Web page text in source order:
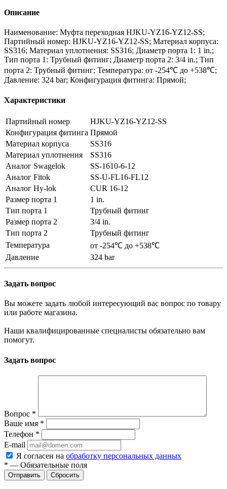
Описание
Наименование: Муфта переходная HJKU-YZ16-YZ12-SS;
Партийный номер: HJKU-YZ16-YZ12-SS; Материал корпуса:
SS316; Материал уплотнения: SS316; Диаметр порта 1: 1 in.;
Тип порта 1: Трубный фитинг; Диаметр порта 2: 3/4 in.; Тип
порта 2: Трубный фитинг; Температура: от -254℃ до +538℃;
Давление: 324 bar; Конфигурация фитинга: Прямой;
Характеристики
Партийный номер
HJKU-YZ16-YZ12-SS
Конфигурация фитинга Прямой
Материал корпуса
SS316
Материал уплотнения
SS316
Аналог Swagelok
SS-1610-6-12
Аналог Fitok
SS-U-FL16-FL12
Аналог Hy-lok
CUR 16-12
Размер порта 1
1 in.
Тип порта 1
Трубный фитинг
Размер порта 2
3/4 in.
Тип порта 2
Трубный фитинг
Температура
от -254℃ до +538℃
Давление
324 bar
Задать вопрос
Вы можете задать любой интересующий вас вопрос по товару
или работе магазина.
Наши квалифицированные специалисты обязательно вам
помогут.
Задать вопрос
Вопрос *
Ваше имя *
Телефон *
E-mail
Я согласен на обработку персональных данных
* — Обязательные поля
Сбросить